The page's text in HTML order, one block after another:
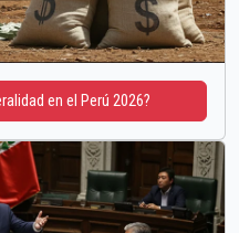
en el Perú 2026?